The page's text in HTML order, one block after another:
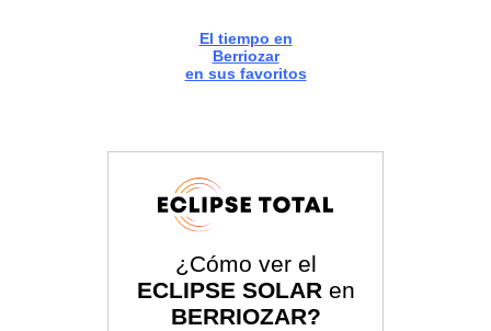
El tiempo en
Berriozar
en sus favoritos
¿Cómo ver el
ECLIPSE SOLAR en
BERRIOZAR?